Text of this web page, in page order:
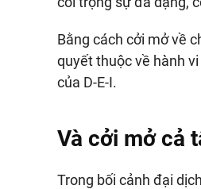
Bằng cách cởi mở về
quyết thuộc về hành
của D-E-I.
Và cởi mở cả
Trong bối cảnh đại